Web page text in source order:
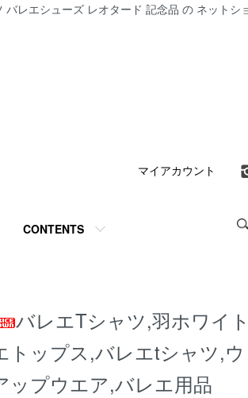
レエシューズ レオタード 記念品 の ネットシ
CONTENTS
マイアカウント
バレエTシャツ,羽ホワイ
トップス,バレエtシャツ,
ップウエア,バレエ用品